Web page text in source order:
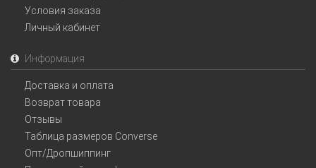
Условия заказа
Личный кабинет
Информация
Доставка и оплата
Возврат товара
Отзывы
Таблица размеров Converse
Опт/Дропшиппинг